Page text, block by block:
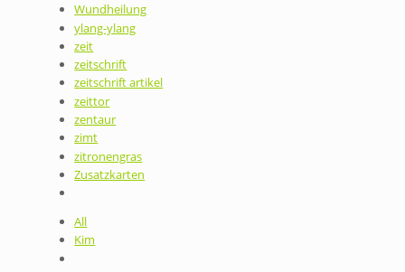
Wundheilung
ylang-ylang
zeit
zeitschrift
zeitschrift artikel
zeittor
zentaur
zimt
zitronengras
Zusatzkarten
All
Kim